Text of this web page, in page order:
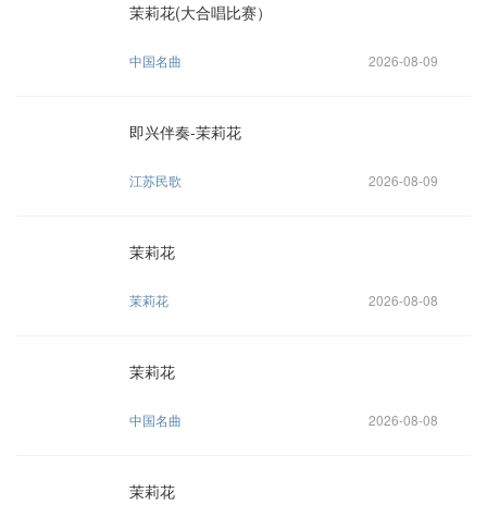
茉莉花(大合唱比赛）
中国名曲 2026-08-09
即兴伴奏-茉莉花
江苏民歌 2026-08-09
茉莉花
茉莉花 2026-08-08
茉莉花
中国名曲 2026-08-08
茉莉花